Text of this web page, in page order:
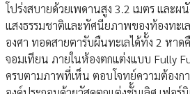
โปร่งสบายด้วยเพดานสูง 3.2 เมตร และผ
แสงธรรมชาติและทัศนียภาพของท้องทะเ
องศา ทอดสายตารับผืนทะเลได้ทั้ง 2 หาด
จอมเทียน ภายในห้องตกแต่งแบบ Fully
ครบตามภาพที่เห็น ตอบโจทย์ความต้องกา